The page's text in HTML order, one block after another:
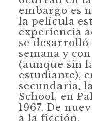
embargo es
la película
experiencia
se desarrolló
semana y
(aunque sin
estudiante),
secundaria,
School, en
1967. De
a la ficción.